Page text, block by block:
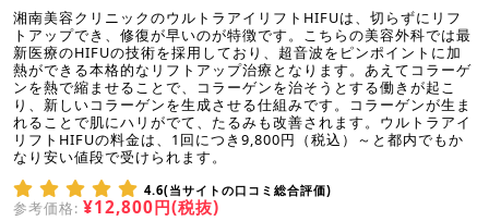
湘南美容クリニックのウルトラアイリフトHIFUは、切らずにリフ
トアップでき、修復が早いのが特徴です。こちらの美容外科では最
新医療のHIFUの技術を採用しており、超音波をピンポイントに加
熱ができる本格的なリフトアップ治療となります。あえてコラーゲ
ンを熱で縮ませることで、コラーゲンを治そうとする働きが起こ
り、新しいコラーゲンを生成させる仕組みです。コラーゲンが生ま
れることで肌にハリがでて、たるみも改善されます。ウルトラアイ
リフトHIFUの料金は、1回につき9,800円（税込）～と都内でもか
なり安い値段で受けられます。
4.6(当サイトの口コミ総合評価)
参考価格: ¥12,800円(税抜)